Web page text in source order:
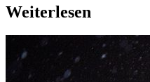
Weiterlesen